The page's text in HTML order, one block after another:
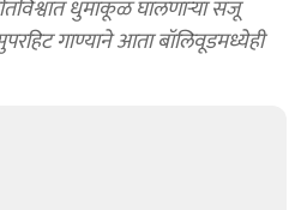
धुमाकूळ घालणाऱ्या संजू
गाण्याने आता बॉलिवूडमध्येही